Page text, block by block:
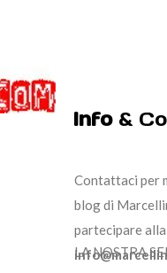
Info &
Contattaci per
blog di
partecipare
LA NOSTRA